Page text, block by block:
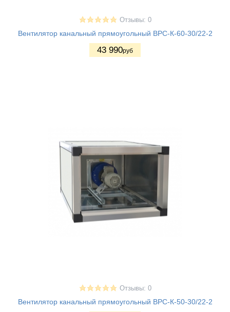
Отзывы: 0
Вентилятор канальный прямоугольный ВРС-К-60-30/22-2
43 990руб
Отзывы: 0
Вентилятор канальный прямоугольный ВРС-К-50-30/22-2